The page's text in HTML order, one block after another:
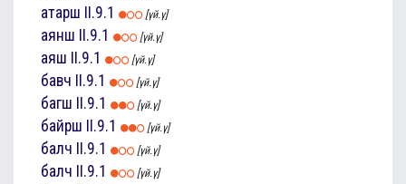
атарш II.9.1 [үй.ү]
аянш II.9.1 [үй.ү]
аяш II.9.1 [үй.ү]
бавч II.9.1 [үй.ү]
багш II.9.1 [үй.ү]
байрш II.9.1 [үй.ү]
балч II.9.1 [үй.ү]
балч II.9.1 [үй.ү]